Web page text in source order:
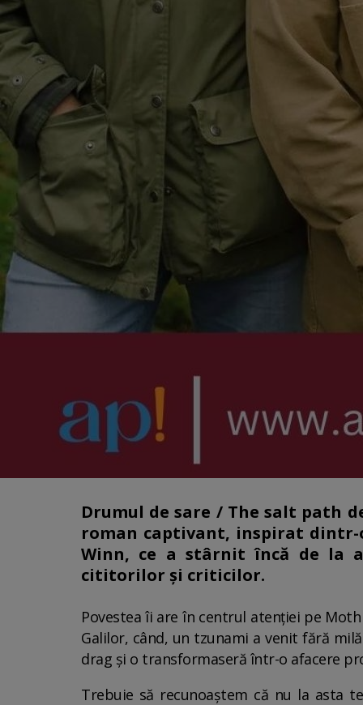
Drumul de sare / The salt path
roman captivant, inspirat dintr-
Winn, ce a stârnit încă de la
cititorilor și criticilor.
Povestea îi are în centrul atenției pe
Galilor, când, un tzunami a venit fără
drag și o transformaseră într-o afacere
Trebuie să recunoaștem că nu la asta